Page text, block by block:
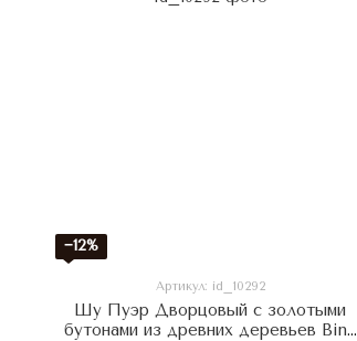
−12%
Артикул: id_10292
Шу Пуэр Дворцовый с золотыми
бутонами из древних деревьев Bing